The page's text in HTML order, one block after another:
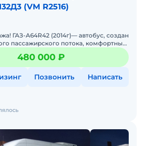
(VM R2516)
создан
пассажирского потока, комфортный
и недорогой в эксплуатации. 19 мест, высота салона 190
480 000 ₽
Позвонить Написать